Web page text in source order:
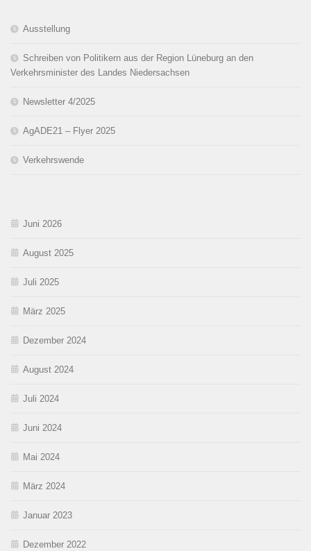
Ausstellung
Schreiben von Politikern aus der Region Lüneburg an den
Verkehrsminister des Landes Niedersachsen
Newsletter 4/2025
AgADE21 – Flyer 2025
Verkehrswende
Juni 2026
August 2025
Juli 2025
März 2025
Dezember 2024
August 2024
Juli 2024
Juni 2024
Mai 2024
März 2024
Januar 2023
Dezember 2022